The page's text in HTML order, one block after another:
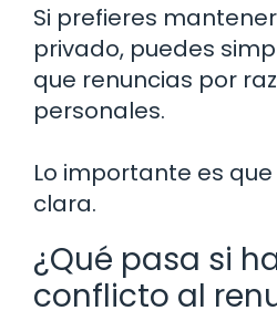
Si prefieres
privado, puedes
que renuncias por
personales.
Lo importante es
clara.
¿Qué pasa si
conflicto al